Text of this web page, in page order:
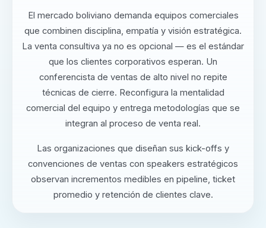
El mercado boliviano demanda equipos comerciales
que combinen disciplina, empatía y visión estratégica.
La venta consultiva ya no es opcional — es el estándar
que los clientes corporativos esperan. Un
conferencista de ventas de alto nivel no repite
técnicas de cierre. Reconfigura la mentalidad
comercial del equipo y entrega metodologías que se
integran al proceso de venta real.
Las organizaciones que diseñan sus kick-offs y
convenciones de ventas con speakers estratégicos
observan incrementos medibles en pipeline, ticket
promedio y retención de clientes clave.